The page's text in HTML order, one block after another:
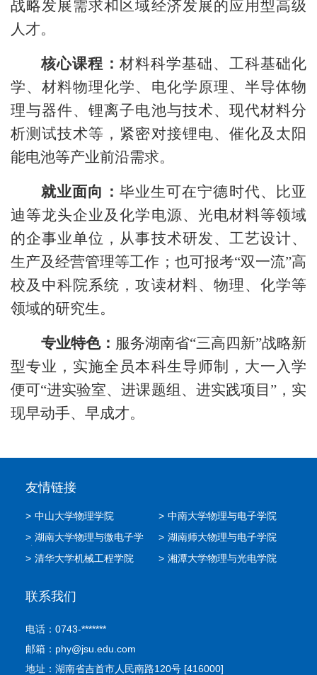
战略发展需求和区域经济发展的应用型高级
人才。
核心课程 ： 材料科学基础、工科基础化
学、材料物理化学、电化学原理、半导体物
理与器件、锂离子电池与技术、现代材料分
析测试技术等，紧密对接锂电、催化及太阳
能电池等产业前沿需求。
就业面向 ： 毕业生可在宁德时代、比亚
迪等龙头企业及化学电源、光电材料等领域
的企事业单位，从事技术研发、工艺设计、
生产及经营管理等工作；也可报考“双一流”高
校及中科院系统，攻读材料、物理、化学等
领域的研究生。
专业特色： 服务湖南省“三高四新”战略新
型专业， 实施全员本科生导师制，大一入学
便可“进实验室、进课题组、进实践项目”，实
现早动手、早成才。
友情链接
> 中山大学物理学院 > 中南大学物理与电子学院
> 湖南大学物理与微电子学
> 湖南师大物理与电子学院
> 清华大学机械工程学院 > 湘潭大学物理与光电学院
联系我们
电话：0743-*******
邮箱：phy@jsu.edu.com
地址：湖南省吉首市人民南路120号 [416000]